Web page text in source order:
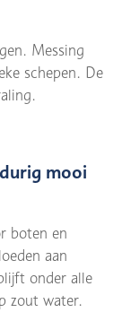
Messing
schepen. De
mooi
boten en
aan
onder alle
zout water.